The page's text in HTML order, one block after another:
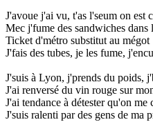
J'avoue j'ai vu, t'as l'seum on est
Mec j'fume des sandwiches dans
Ticket d'métro substitut au mégot
J'fais des tubes, je les fume,
J'suis à Lyon, j'prends du poids,
J'ai renversé du vin rouge sur
J'ai tendance à détester qu'on me
J'suis ralenti par des gens de ma